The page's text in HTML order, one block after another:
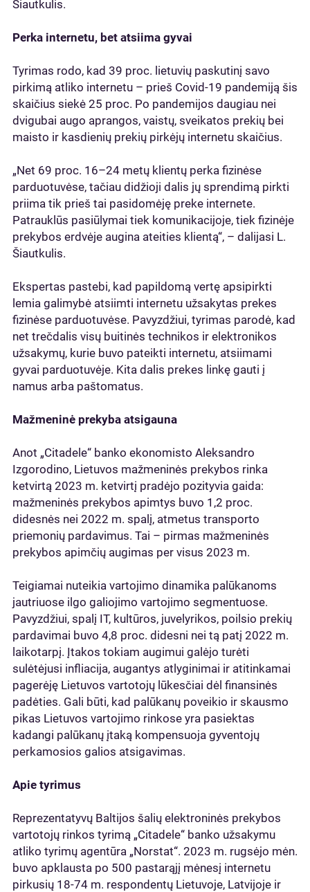
Šiautkulis.
Perka internetu, bet atsiima gyvai
Tyrimas rodo, kad 39 proc. lietuvių paskutinį savo
pirkimą atliko internetu – prieš Covid-19 pandemiją šis
skaičius siekė 25 proc. Po pandemijos daugiau nei
dvigubai augo aprangos, vaistų, sveikatos prekių bei
maisto ir kasdienių prekių pirkėjų internetu skaičius.
„Net 69 proc. 16–24 metų klientų perka fizinėse
parduotuvėse, tačiau didžioji dalis jų sprendimą pirkti
priima tik prieš tai pasidomėję preke internete.
Patrauklūs pasiūlymai tiek komunikacijoje, tiek fizinėje
prekybos erdvėje augina ateities klientą“, – dalijasi L.
Šiautkulis.
Ekspertas pastebi, kad papildomą vertę apsipirkti
lemia galimybė atsiimti internetu užsakytas prekes
fizinėse parduotuvėse. Pavyzdžiui, tyrimas parodė, kad
net trečdalis visų buitinės technikos ir elektronikos
užsakymų, kurie buvo pateikti internetu, atsiimami
gyvai parduotuvėje. Kita dalis prekes linkę gauti į
namus arba paštomatus.
Mažmeninė prekyba atsigauna
Anot „Citadele“ banko ekonomisto Aleksandro
Izgorodino, Lietuvos mažmeninės prekybos rinka
ketvirtą 2023 m. ketvirtį pradėjo pozityvia gaida:
mažmeninės prekybos apimtys buvo 1,2 proc.
didesnės nei 2022 m. spalį, atmetus transporto
priemonių pardavimus. Tai – pirmas mažmeninės
prekybos apimčių augimas per visus 2023 m.
Teigiamai nuteikia vartojimo dinamika palūkanoms
jautriuose ilgo galiojimo vartojimo segmentuose.
Pavyzdžiui, spalį IT, kultūros, juvelyrikos, poilsio prekių
pardavimai buvo 4,8 proc. didesni nei tą patį 2022 m.
laikotarpį. Įtakos tokiam augimui galėjo turėti
sulėtėjusi infliacija, augantys atlyginimai ir atitinkamai
pagerėję Lietuvos vartotojų lūkesčiai dėl finansinės
padėties. Gali būti, kad palūkanų poveikio ir skausmo
pikas Lietuvos vartojimo rinkose yra pasiektas
kadangi palūkanų įtaką kompensuoja gyventojų
perkamosios galios atsigavimas.
Apie tyrimus
Reprezentatyvų Baltijos šalių elektroninės prekybos
vartotojų rinkos tyrimą „Citadele“ banko užsakymu
atliko tyrimų agentūra „Norstat“. 2023 m. rugsėjo mėn.
buvo apklausta po 500 pastarąjį mėnesį internetu
pirkusių 18-74 m. respondentų Lietuvoje, Latvijoje ir